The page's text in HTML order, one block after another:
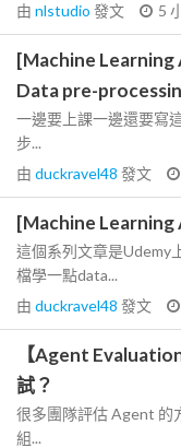
由 nlstudio 發文 5
[Machine Learning
Data pre-
一邊要上課一邊還要寫
步...
由 duckravel48 發文
[Machine Learning
這個系列文章是Udemy
檔學一點data...
由 duckravel48 發文
【Agent
試？
很多團隊評估 Agent 的
組...